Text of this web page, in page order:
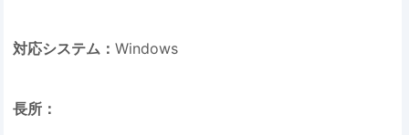
対応システム：Windows
長所：